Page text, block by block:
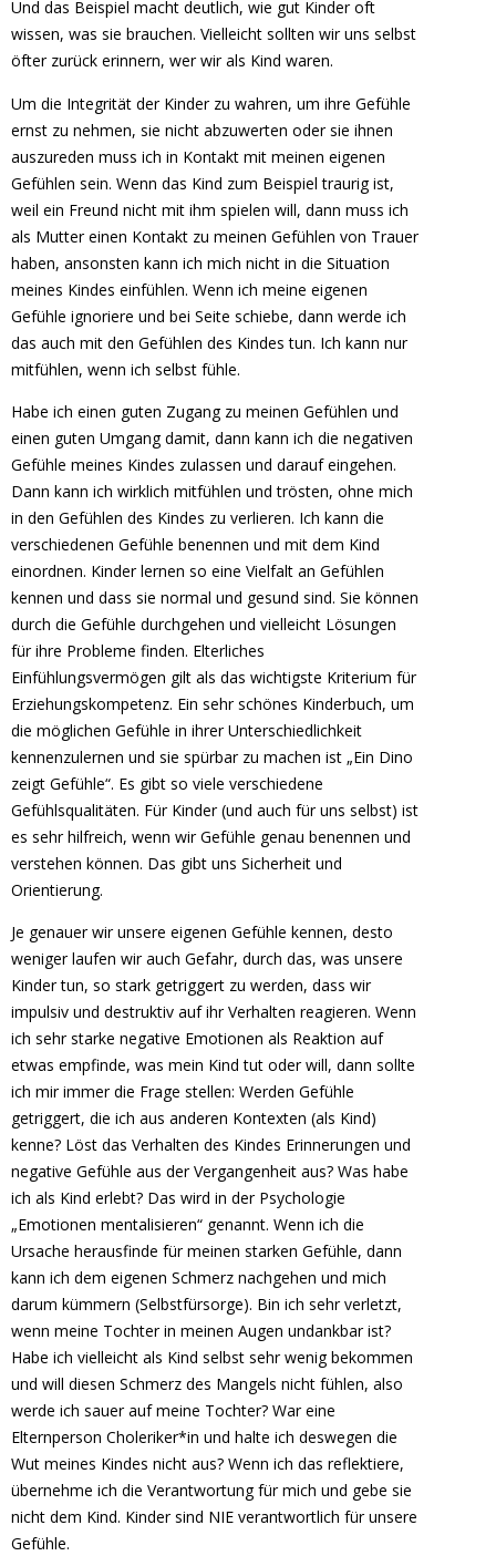
Und das Beispiel macht deutlich, wie gut Kinder oft
wissen, was sie brauchen. Vielleicht sollten wir uns selbst
öfter zurück erinnern, wer wir als Kind waren.
Um die Integrität der Kinder zu wahren, um ihre Gefühle
ernst zu nehmen, sie nicht abzuwerten oder sie ihnen
auszureden muss ich in Kontakt mit meinen eigenen
Gefühlen sein. Wenn das Kind zum Beispiel traurig ist,
weil ein Freund nicht mit ihm spielen will, dann muss ich
als Mutter einen Kontakt zu meinen Gefühlen von Trauer
haben, ansonsten kann ich mich nicht in die Situation
meines Kindes einfühlen. Wenn ich meine eigenen
Gefühle ignoriere und bei Seite schiebe, dann werde ich
das auch mit den Gefühlen des Kindes tun. Ich kann nur
mitfühlen, wenn ich selbst fühle.
Habe ich einen guten Zugang zu meinen Gefühlen und
einen guten Umgang damit, dann kann ich die negativen
Gefühle meines Kindes zulassen und darauf eingehen.
Dann kann ich wirklich mitfühlen und trösten, ohne mich
in den Gefühlen des Kindes zu verlieren. Ich kann die
verschiedenen Gefühle benennen und mit dem Kind
einordnen. Kinder lernen so eine Vielfalt an Gefühlen
kennen und dass sie normal und gesund sind. Sie können
durch die Gefühle durchgehen und vielleicht Lösungen
für ihre Probleme finden. Elterliches
Einfühlungsvermögen gilt als das wichtigste Kriterium für
Erziehungskompetenz. Ein sehr schönes Kinderbuch, um
die möglichen Gefühle in ihrer Unterschiedlichkeit
kennenzulernen und sie spürbar zu machen ist „Ein Dino
zeigt Gefühle“. Es gibt so viele verschiedene
Gefühlsqualitäten. Für Kinder (und auch für uns selbst) ist
es sehr hilfreich, wenn wir Gefühle genau benennen und
verstehen können. Das gibt uns Sicherheit und
Orientierung.
Je genauer wir unsere eigenen Gefühle kennen, desto
weniger laufen wir auch Gefahr, durch das, was unsere
Kinder tun, so stark getriggert zu werden, dass wir
impulsiv und destruktiv auf ihr Verhalten reagieren. Wenn
ich sehr starke negative Emotionen als Reaktion auf
etwas empfinde, was mein Kind tut oder will, dann sollte
ich mir immer die Frage stellen: Werden Gefühle
getriggert, die ich aus anderen Kontexten (als Kind)
kenne? Löst das Verhalten des Kindes Erinnerungen und
negative Gefühle aus der Vergangenheit aus? Was habe
ich als Kind erlebt? Das wird in der Psychologie
„Emotionen mentalisieren“ genannt. Wenn ich die
Ursache herausfinde für meinen starken Gefühle, dann
kann ich dem eigenen Schmerz nachgehen und mich
darum kümmern (Selbstfürsorge). Bin ich sehr verletzt,
wenn meine Tochter in meinen Augen undankbar ist?
Habe ich vielleicht als Kind selbst sehr wenig bekommen
und will diesen Schmerz des Mangels nicht fühlen, also
werde ich sauer auf meine Tochter? War eine
Elternperson Choleriker*in und halte ich deswegen die
Wut meines Kindes nicht aus? Wenn ich das reflektiere,
übernehme ich die Verantwortung für mich und gebe sie
nicht dem Kind. Kinder sind NIE verantwortlich für unsere
Gefühle.